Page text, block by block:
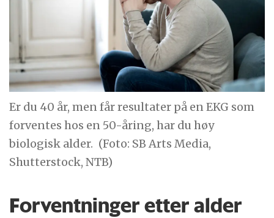
Er du 40 år, men får resultater på en EKG som
forventes hos en 50-åring, har du høy
biologisk alder. (Foto: SB Arts Media,
Shutterstock, NTB)
Forventninger etter alder